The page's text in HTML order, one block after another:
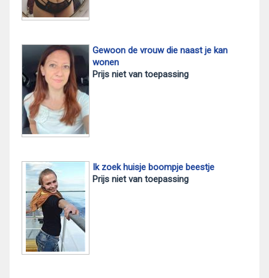
Gewoon de vrouw die naast je kan
wonen
Prijs niet van toepassing
Ik zoek huisje boompje beestje
Prijs niet van toepassing